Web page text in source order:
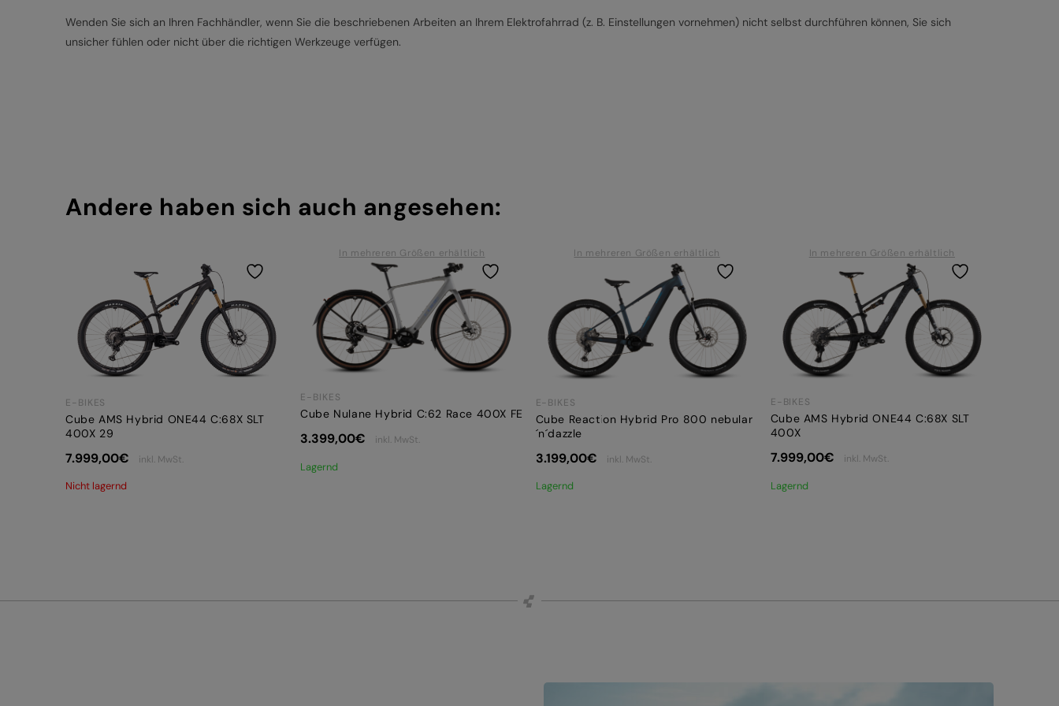
Wenden Sie sich an Ihren Fachhändler, wenn Sie die beschriebenen Arbeiten an Ihrem Elektrofahrrad (z. B. Einstellungen vornehmen) nicht selbst durchführen können, Sie sich
unsicher fühlen oder nicht über die richtigen Werkzeuge verfügen.
Andere haben sich auch angesehen:
E-BIKES
Cube AMS Hybrid ONE44 C:68X SLT
400X 29
7.999,00€ inkl. MwSt.
Nicht lagernd
In mehreren Größen erhältlich
E-BIKES
Cube Nulane Hybrid C:62 Race 400X FE
3.399,00€ inkl. MwSt.
Lagernd
In mehreren Größen erhältlich
E-BIKES
Cube Reaction Hybrid Pro 800 nebular
´n´dazzle
3.199,00€ inkl. MwSt.
Lagernd
In mehreren Größen erhältlich
E-BIKES
Cube AMS Hybrid ONE44 C:68X SLT
400X
7.999,00€ inkl. MwSt.
Lagernd